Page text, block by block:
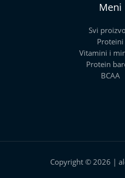
Meni
Svi
Proteini
Vitamini i
Protein
BCAA
Copyright © 2026 |